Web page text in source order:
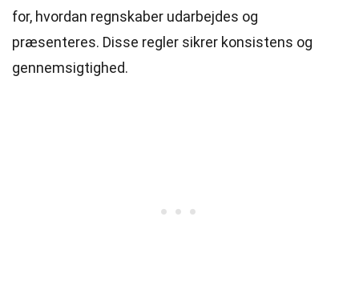
for, hvordan regnskaber udarbejdes og
præsenteres. Disse regler sikrer konsistens og
gennemsigtighed.